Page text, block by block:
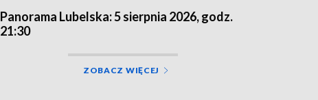
Panorama Lubelska: 5 sierpnia 2026, godz.
21:30
ZOBACZ WIĘCEJ